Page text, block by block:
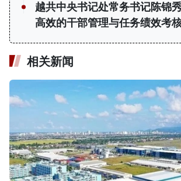
越共中央书记处常务书记陈锦
高效的干部管理与任务绩效考
相关新闻